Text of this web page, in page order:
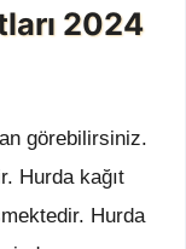
2024
görebilirsiniz.
Hurda kağıt
Hurda